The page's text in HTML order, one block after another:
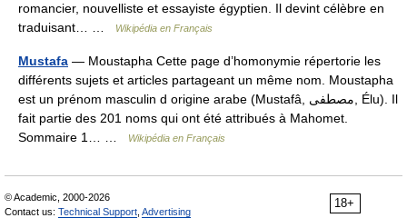
romancier, nouvelliste et essayiste égyptien. Il devint célèbre en
traduisant… …
Wikipédia en Français
Mustafa — Moustapha Cette page d’homonymie répertorie les
différents sujets et articles partageant un même nom. Moustapha
est un prénom masculin d origine arabe (Mustafâ, مصطفى, Élu). Il
fait partie des 201 noms qui ont été attribués à Mahomet.
Sommaire 1… …
Wikipédia en Français
18+
© Academic, 2000-2026
Contact us: Technical Support Advertising